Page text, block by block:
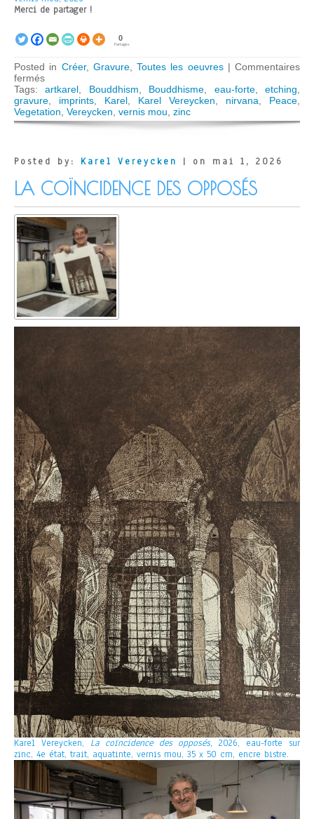
Merci de partager !
0
Partages
Posted in Créer, Gravure, Toutes les oeuvres| Commentaires
ferméssur
Be
the
Peace
You
All
Tags:artkarel Bouddhism Bouddhisme eau-forte,etching
gravure
imprints Karel Karel Vereycken nirvana Peace
Vegetation Vereycken vernis mou zinc
Posted by: Karel Vereycken | on mai 1, 2026
LA COÏNCIDENCE DES OPPOSÉS
Karel Vereycken, La coïncidence des opposés, 2026, eau-forte sur
zinc, 4e état, trait, aquatinte, vernis mou, 35 x 50 cm, encre bistre.